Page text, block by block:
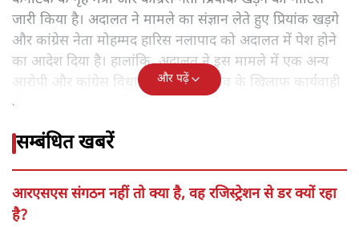
जारी किया है। अदालत ने मामले का संज्ञान लेते हुए प्रियांक खड़गे
और कांग्रेस नेता मोहम्मद हारिस नलापाद को अदालत में पेश होने
का आदेश दिया है। हालांकि, अदालत ने इस मामले में एक अन्य
आरोपी और कांग्रेस विधायक दिनेश गुंडू राव के खिलाफ कार्यवाही
को समाप्त (ड्रॉप) कर दिया है।
और पढ़ें
सम्बंधित खबरें
आरएसएस संगठन नहीं तो क्या है, वह रजिस्ट्रेशन से डर क्यों रहा
है?